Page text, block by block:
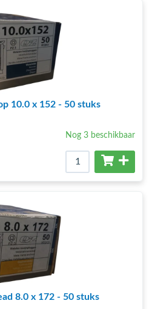
10.0 x 152 - 50 stuks
Nog 3 beschikbaar
8.0 x 172 - 50 stuks